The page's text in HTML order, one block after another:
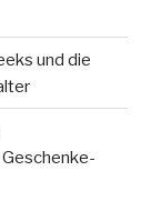
und die